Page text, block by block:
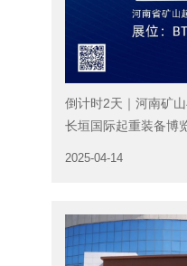
倒计时2天｜河南矿
长垣国际起重装备博
2025-04-14